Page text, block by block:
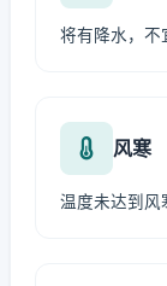
将有降水，不
风寒
温度未达到风